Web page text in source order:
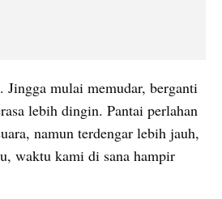
Jingga mulai memudar, berganti
lebih dingin. Pantai perlahan
namun terdengar lebih jauh,
waktu kami di sana hampir